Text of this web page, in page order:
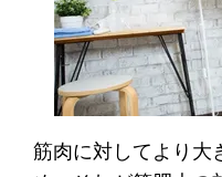
筋肉に対してより大